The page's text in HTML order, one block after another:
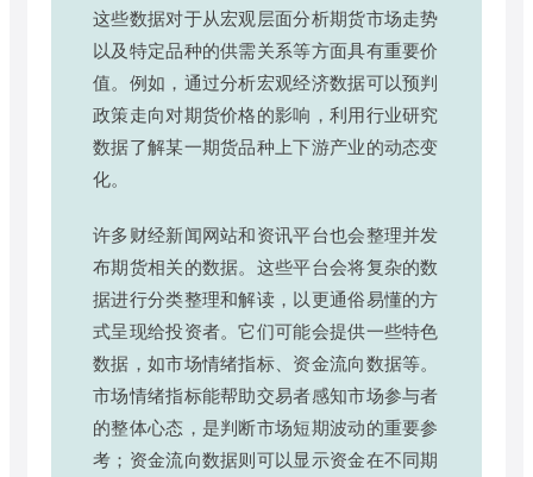
这些数据对于从宏观层面分析期货市场走势
以及特定品种的供需关系等方面具有重要价
值。例如，通过分析宏观经济数据可以预判
政策走向对期货价格的影响，利用行业研究
数据了解某一期货品种上下游产业的动态变
化。
许多财经新闻网站和资讯平台也会整理并发
布期货相关的数据。这些平台会将复杂的数
据进行分类整理和解读，以更通俗易懂的方
式呈现给投资者。它们可能会提供一些特色
数据，如市场情绪指标、资金流向数据等。
市场情绪指标能帮助交易者感知市场参与者
的整体心态，是判断市场短期波动的重要参
考；资金流向数据则可以显示资金在不同期